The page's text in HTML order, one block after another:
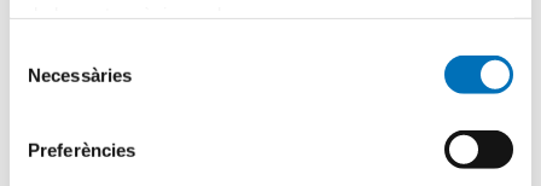
Necessàries
Preferències